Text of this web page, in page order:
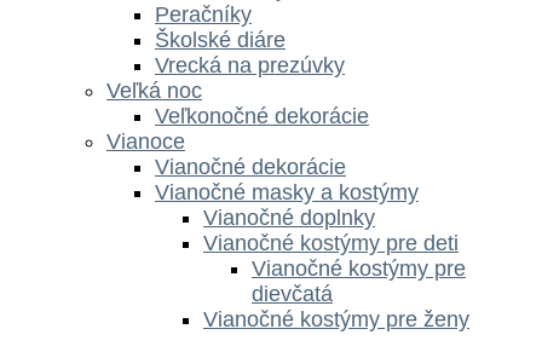
Peračníky
Školské diáre
Vrecká na prezúvky
Veľká noc
Veľkonočné dekorácie
Vianoce
Vianočné dekorácie
Vianočné masky a kostýmy
Vianočné doplnky
Vianočné kostýmy pre deti
Vianočné kostýmy pre
dievčatá
Vianočné kostýmy pre ženy